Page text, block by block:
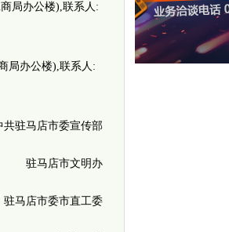
局办公楼),联系人:
局办公楼),联系人:
共驻马店市委宣传部
驻马店市文明办
驻马店市委市直工委